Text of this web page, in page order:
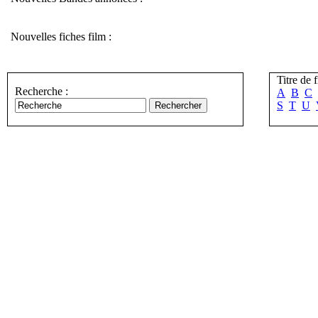
Nouvelles fiches film :
Recherche :
Titre de
A B C
S T U